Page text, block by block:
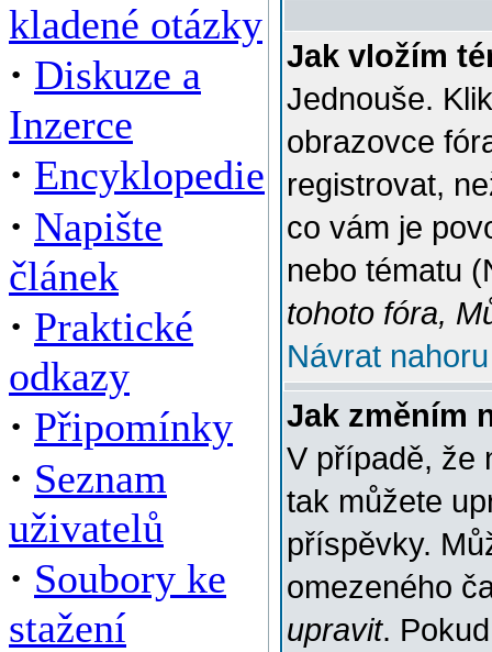
kladené otázky
· Diskuze a
Inzerce
· Encyklopedie
· Napište
článek
· Praktické
odkazy
· Připomínky
· Seznam
uživatelů
· Soubory ke
stažení
Jak vložím
Jednouše.
obrazovce
registrovat,
co vám je
nebo tématu
tohoto fóra,
Návrat nahoru
Jak změním
V případě, že
tak můžete
příspěvky.
omezeného
upravit.